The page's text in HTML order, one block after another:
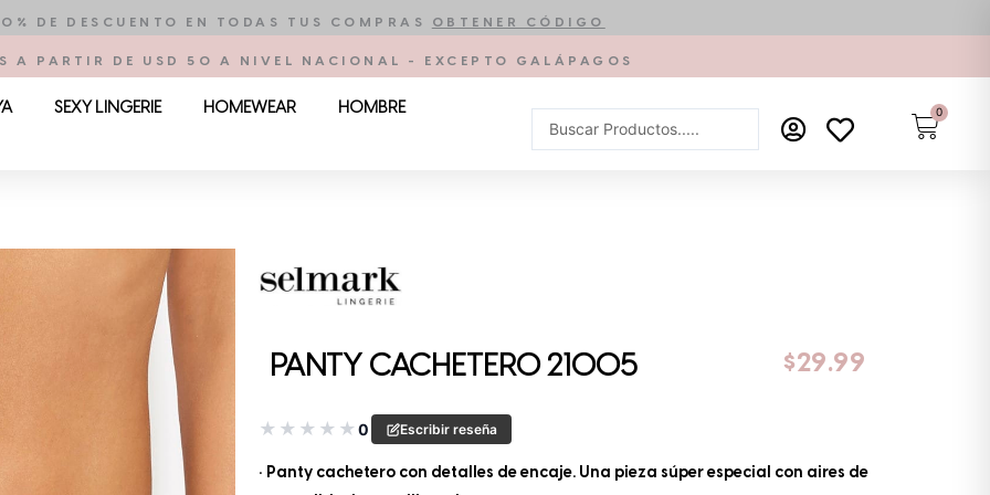
DE DESCUENTO EN TODAS TUS COMPRAS OBTENER CÓDIGO
A PARTIR DE USD 50 A NIVEL NACIONAL - EXCEPTO GALÁPAGOS
SEXY LINGERIE HOMEWEAR HOMBRE
Search
...
0
PANTY CACHETERO 21005 $29.99
★ ★ ★ ★ ★0 Escribir reseña
• Panty cachetero con detalles de encaje. Una pieza súper especial con aires de